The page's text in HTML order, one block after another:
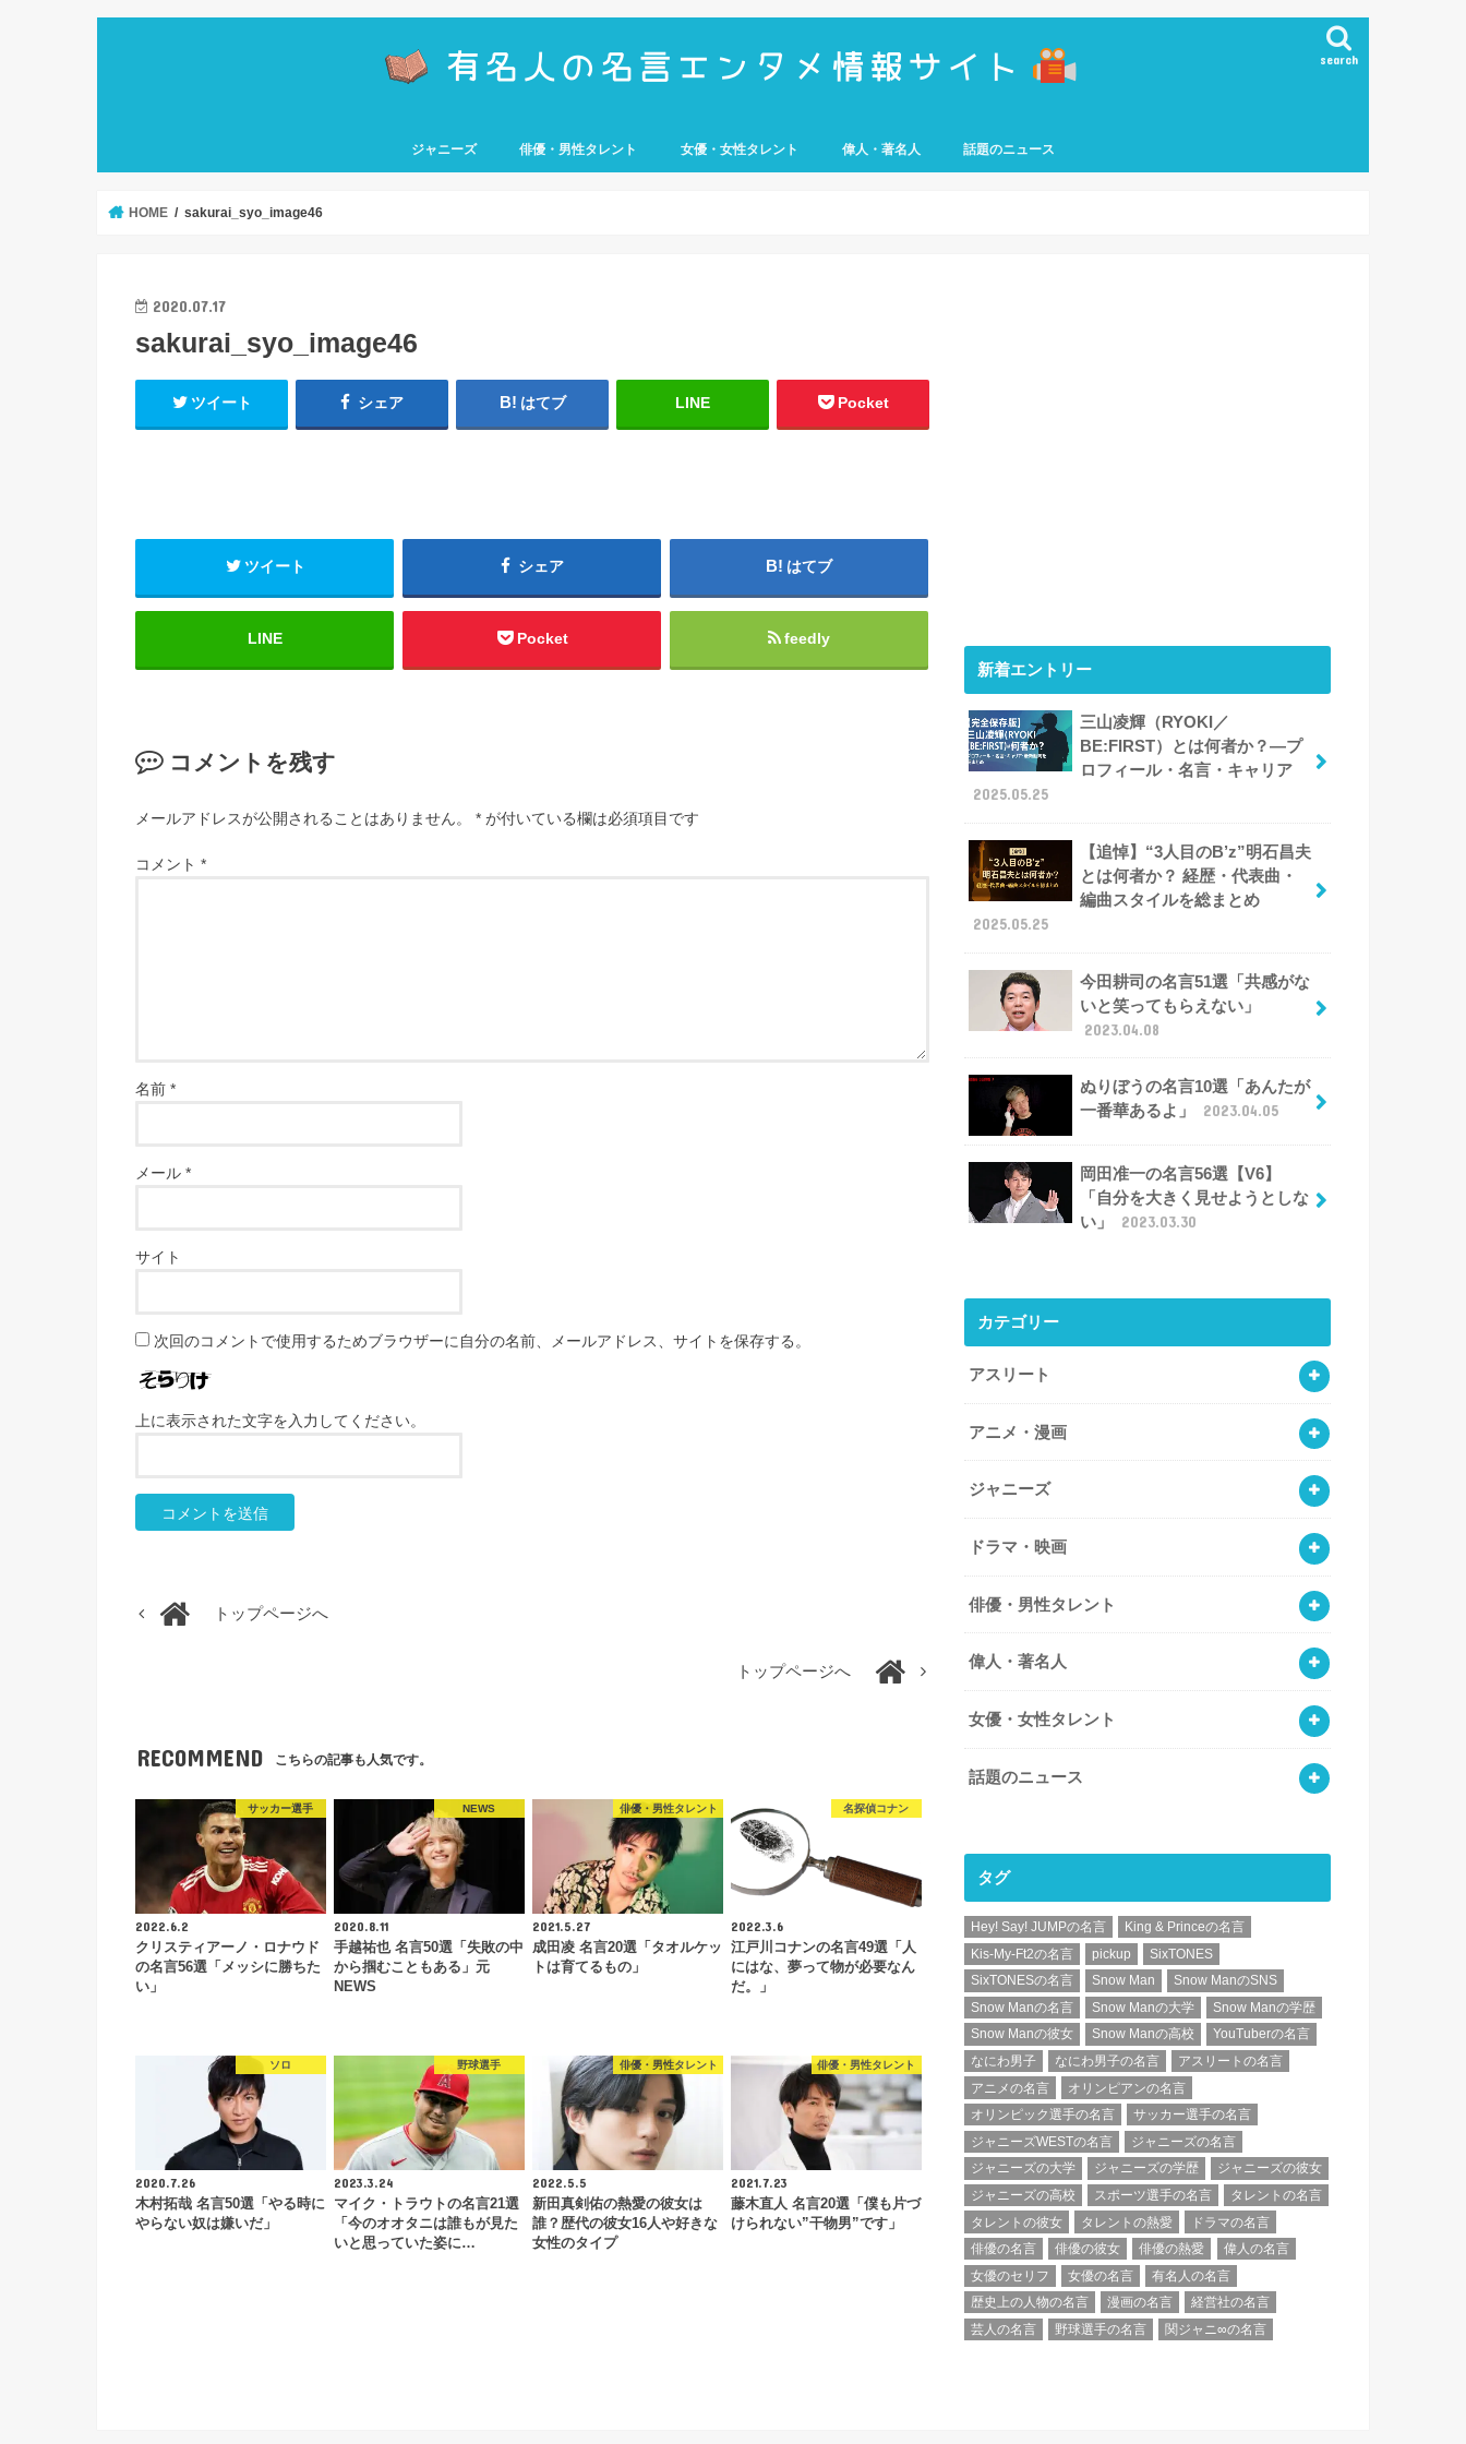
search
ジャニーズ 俳優・男性タレント 女優・女性タレント 偉人・著名人 話題のニュース
HOME sakurai_syo_image46
2020.07.17
sakurai_syo_image46
ツイート シェア はてブ LINE Pocket
ツイート シェア はてブ
LINE Pocket feedly
コメントを残す
メールアドレスが公開されることはありません。 * が付いている欄は必須項目です
コメント *
名前 *
メール *
サイト
次回のコメントで使用するためブラウザーに自分の名前、メールアドレス、サイトを保存する。
上に表示された文字を入力してください。
トップページへ
トップページへ
RECOMMEND こちらの記事も人気です。
サッカー選手
2022.6.2
クリスティアーノ・ロナウド
の名言56選「メッシに勝ちた
い」
NEWS
2020.8.11
手越祐也 名言50選「失敗の中
から掴むこともある」元
NEWS
俳優・男性タレント
2021.5.27
成田凌 名言20選「タオルケッ
トは育てるもの」
名探偵コナン
2022.3.6
江戸川コナンの名言49選「人
にはな、夢って物が必要なん
だ。」
ソロ
2020.7.26
木村拓哉 名言50選「やる時に
やらない奴は嫌いだ」
野球選手
2023.3.24
マイク・トラウトの名言21選
「今のオオタニは誰もが見た
いと思っていた姿に…
俳優・男性タレント
2022.5.5
新田真剣佑の熱愛の彼女は
誰？歴代の彼女16人や好きな
女性のタイプ
俳優・男性タレント
2021.7.23
藤木直人 名言20選「僕も片づ
けられない”干物男”です」
新着エントリー
三山凌輝（RYOKI／
BE:FIRST）とは何者か？―プ
ロフィール・名言・キャリア
2025.05.25
【追悼】“3人目のB’z”明石昌夫
とは何者か？ 経歴・代表曲・
編曲スタイルを総まとめ
2025.05.25
今田耕司の名言51選「共感がな
いと笑ってもらえない」
2023.04.08
ぬりぼうの名言10選「あんたが
一番華あるよ」
2023.04.05
岡田准一の名言56選【V6】
「自分を大きく見せようとしな
い」
2023.03.30
カテゴリー
アスリート
アニメ・漫画
ジャニーズ
ドラマ・映画
俳優・男性タレント
偉人・著名人
女優・女性タレント
話題のニュース
タグ
Hey! Say! JUMPの名言
King & Princeの名言
Kis-My-Ft2の名言
pickup
SixTONES
SixTONESの名言
Snow Man
Snow ManのSNS
Snow Manの名言
Snow Manの大学
Snow Manの学歴
Snow Manの彼女
Snow Manの高校
YouTuberの名言
なにわ男子
なにわ男子の名言
アスリートの名言
アニメの名言
オリンピアンの名言
オリンピック選手の名言
サッカー選手の名言
ジャニーズWESTの名言
ジャニーズの名言
ジャニーズの大学
ジャニーズの学歴
ジャニーズの彼女
ジャニーズの高校
スポーツ選手の名言
タレントの名言
タレントの彼女
タレントの熱愛
ドラマの名言
俳優の名言
俳優の彼女 俳優の熱愛
偉人の名言
女優のセリフ
女優の名言
有名人の名言
歴史上の人物の名言
漫画の名言
経営社の名言
芸人の名言
野球選手の名言 関ジャニ∞の名言